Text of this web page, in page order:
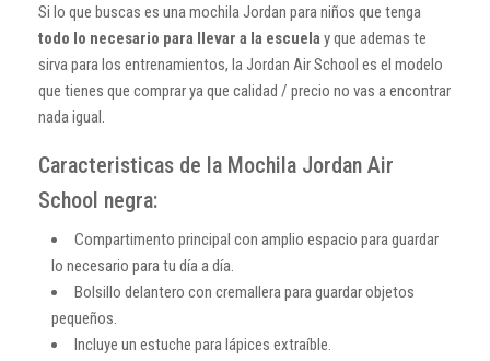
Si lo que buscas es una mochila Jordan para niños que tenga
todo lo necesario para llevar a la escuelay que ademas te
sirva para los entrenamientos, la Jordan Air School es el modelo
que tienes que comprar ya que calidad / precio no vas a encontrar
nada igual.
Caracteristicas de la Mochila Jordan Air
School negra:
Compartimento principal con amplio espacio para guardar
lo necesario para tu día a día.
Bolsillo delantero con cremallera para guardar objetos
pequeños.
Incluye un estuche para lápices extraíble.